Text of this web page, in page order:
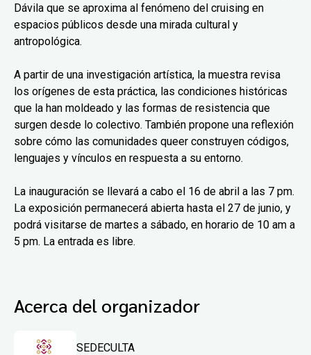
Dávila que se aproxima al fenómeno del cruising en
espacios públicos desde una mirada cultural y
antropológica.
A partir de una investigación artística, la muestra revisa
los orígenes de esta práctica, las condiciones históricas
que la han moldeado y las formas de resistencia que
surgen desde lo colectivo. También propone una reflexión
sobre cómo las comunidades queer construyen códigos,
lenguajes y vínculos en respuesta a su entorno.
La inauguración se llevará a cabo el 16 de abril a las 7 pm.
La exposición permanecerá abierta hasta el 27 de junio, y
podrá visitarse de martes a sábado, en horario de 10 am a
5 pm. La entrada es libre.
Acerca del organizador
SEDECULTA